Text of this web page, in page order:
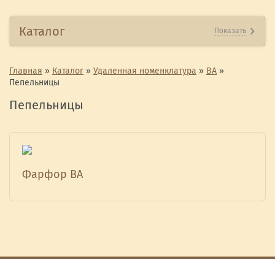
Каталог Показать
Главная » Каталог » Удаленная номенклатура » ВА »
Пепельницы
Пепельницы
Фарфор ВА